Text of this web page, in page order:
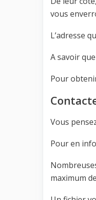
vous
L’adresse
A savoir
Pour
Vous
Pour en
maximum